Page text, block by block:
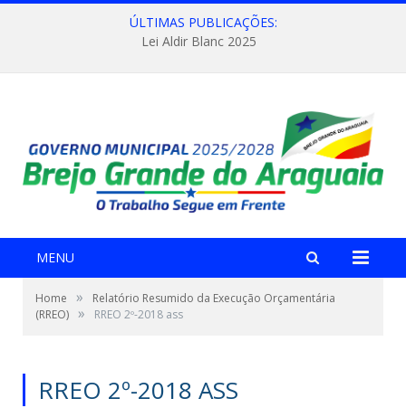
ÚLTIMAS PUBLICAÇÕES:
Lei Aldir Blanc 2025
MENU
Home »
Relatório Resumido da Execução Orçamentária
(RREO) » RREO 2º-2018 ass
RREO 2º-2018 ASS